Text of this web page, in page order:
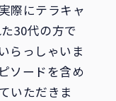
際にテラキャ
30代の方で
らっしゃいま
ソードを含め
いただきま